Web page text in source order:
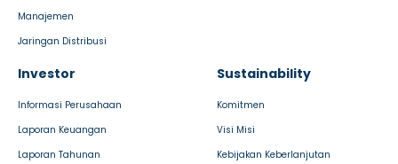
Manajemen
Jaringan Distribusi
Investor
Informasi Perusahaan
Laporan Keuangan
Laporan Tahunan
Sustainability
Komitmen
Visi Misi
Kebijakan Keberlanjutan